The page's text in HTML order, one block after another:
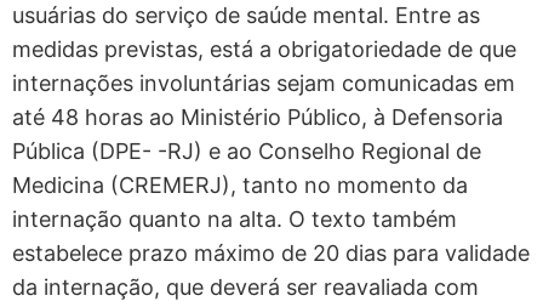
usuárias do serviço de saúde mental. Entre as
medidas previstas, está a obrigatoriedade de que
internações involuntárias sejam comunicadas em
até 48 horas ao Ministério Público, à Defensoria
Pública (DPE- -RJ) e ao Conselho Regional de
Medicina (CREMERJ), tanto no momento da
internação quanto na alta. O texto também
estabelece prazo máximo de 20 dias para validade
da internação, que deverá ser reavaliada com